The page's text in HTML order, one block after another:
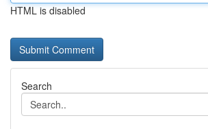
HTML is disabled
Search